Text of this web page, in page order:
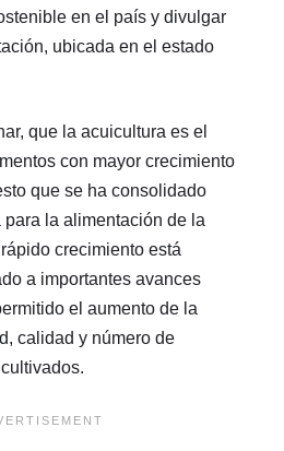
en el país y divulgar
ubicada en el estado
que la acuicultura es el
con mayor crecimiento
que se ha consolidado
la alimentación de la
crecimiento está
a importantes avances
el aumento de la
calidad y número de